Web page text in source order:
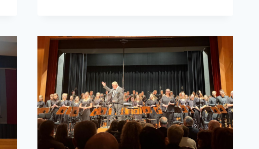
DER
FILS